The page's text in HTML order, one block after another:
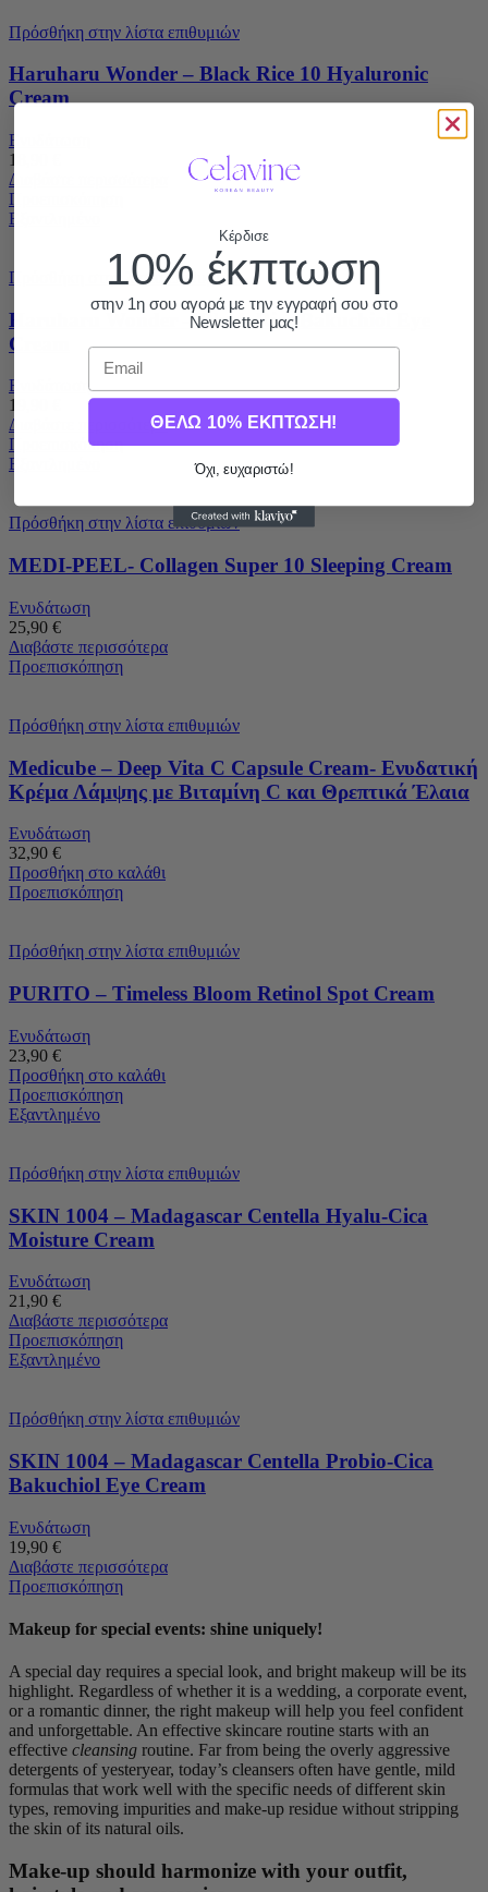
Πρόσθήκη στην λίστα επιθυμιών
Haruharu Wonder – Black Rice 10 Hyaluronic
Cream
Ενυδάτωση
18,90
Διαβάστε περισσότερα
Προεπισκόπηση
Εξαντλημένο
Πρόσθήκη στην λίστα επιθυμιών
Haruharu Wonder – Black Rice Bakuchiol Eye
Cream
Ενυδάτωση
19,90
Διαβάστε περισσότερα
Προεπισκόπηση
Εξαντλημένο
Πρόσθήκη στην λίστα επιθυμιών
MEDI-PEEL- Collagen Super 10 Sleeping Cream
Ενυδάτωση
25,90 €
Διαβάστε περισσότερα
Προεπισκόπηση
Πρόσθήκη στην λίστα επιθυμιών
Medicube – Deep Vita C Capsule Cream- Ενυδατική
Κρέμα Λάμψης με Βιταμίνη C και Θρεπτικά Έλαια
Ενυδάτωση
32,90 €
Προσθήκη στο καλάθι
Προεπισκόπηση
Πρόσθήκη στην λίστα επιθυμιών
PURITO – Timeless Bloom Retinol Spot Cream
Ενυδάτωση
23,90 €
Προσθήκη στο καλάθι
Προεπισκόπηση
Εξαντλημένο
Πρόσθήκη στην λίστα επιθυμιών
SKIN 1004 – Madagascar Centella Hyalu-Cica
Moisture Cream
Ενυδάτωση
21,90 €
Διαβάστε περισσότερα
Προεπισκόπηση
Εξαντλημένο
Πρόσθήκη στην λίστα επιθυμιών
SKIN 1004 – Madagascar Centella Probio-Cica
Bakuchiol Eye Cream
Ενυδάτωση
19,90 €
Διαβάστε περισσότερα
Προεπισκόπηση
Makeup for special events: shine uniquely!
A special day requires a special look, and bright makeup will be its
highlight. Regardless of whether it is a wedding, a corporate event,
or a romantic dinner, the right makeup will help you feel confident
and unforgettable. An effective skincare routine starts with an
effective cleansing routine. Far from being the overly aggressive
detergents of yesteryear, today’s cleansers often have gentle, mild
formulas that work well with the specific needs of different skin
types, removing impurities and make-up residue without stripping
the skin of its natural oils.
Make-up should harmonize with your outfit,
Κέρδισε
10% έκπτωση
στην 1η σου αγορά με την εγγραφή σου στο
Newsletter μας!
Email
ΘΕΛΩ 10% ΕΚΠΤΩΣΗ!
Όχι, ευχαριστώ!